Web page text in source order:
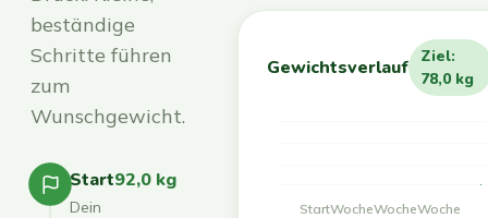
beständige
Schritte führen
zum
Wunschgewicht.
Start92,0 kg
Dein
Gewichtsverlauf
Ziel:
78,0 kg
StartWocheWocheWoche